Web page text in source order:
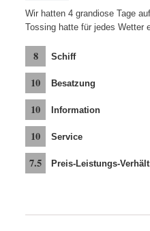
Wir hatten 4 grandiose Tage
Tossing hatte für jedes Wetter
8 Schiff
10 Besatzung
10 Information
10 Service
7.5 Preis-Leistungs-